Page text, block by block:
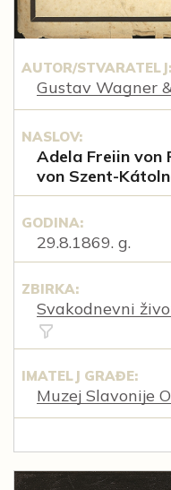
AUTOR/STVARATELJ:
Gustav Wagner
NASLOV:
Adela Freiin von
von Szent-
GODINA:
29.8.1869. g.
ZBIRKA:
Svakodnevni
IMATELJ GRAĐE:
Muzej Slavonije